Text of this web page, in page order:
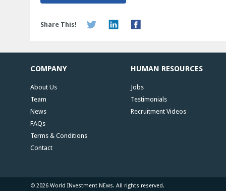
Share This!
COMPANY
About Us
Team
News
FAQs
Terms & Conditions
Contact
HUMAN RESOURCES
Jobs
Testimonials
Recruitment Videos
© 2026 World INvestment NEws. All rights reserved.